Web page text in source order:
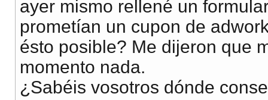
ayer mismo rellené un
prometían un cupon de
ésto posible? Me dijeron que
momento nada.
¿Sabéis vosotros dónde